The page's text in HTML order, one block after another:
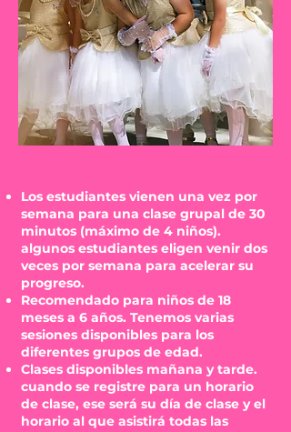
Los estudiantes vienen una vez por
semana para una clase grupal de 30
minutos (máximo de 4 niños).
algunos estudiantes eligen venir dos
veces por semana para acelerar su
progreso.
Recomendado para niños de 18
meses a 6 años. Tenemos varias
sesiones disponibles para los
diferentes grupos de edad.
Clases disponibles mañana y tarde.
cuando se registre para un horario
de clase, ese será su día de clase y el
horario al que asistirá todas las